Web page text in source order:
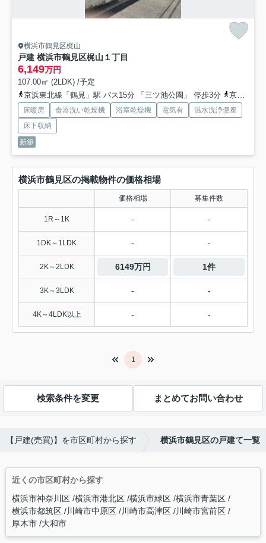
横浜市鶴見区梶山
戸建 横浜市鶴見区梶山１丁目
6,149万円
107.00㎡ (2LDK) /予定
京浜東北線「鶴見」駅 バス15分 「三ツ池公園」 停歩3分
京急本線「京急鶴見」駅 バス15分 「三ツ池公園」 停歩3分
床暖房 食器洗い乾燥機 浴室乾燥機 電気有
温水洗浄便座
床下収納
新築
横浜市鶴見区の掲載物件の価格相場
価格相場 募集件数
1R～1K - -
1DK～1LDK - -
2K～2LDK 6149万円 1件
3K～3LDK - -
4K～4LDK以上 - -
1
検索条件を変更 まとめてお問い合わせ
【戸建(売買)】を市区町村から探す 横浜市鶴見区の戸建て一覧
近くの市区町村から探す
横浜市神奈川区 横浜市港北区 横浜市緑区 横浜市青葉区
横浜市都筑区 川崎市中原区 川崎市高津区 川崎市宮前区
厚木市 大和市